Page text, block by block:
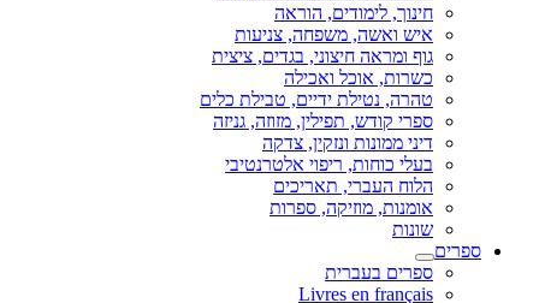
חינוך, לימודים, הוראה
איש ואשה, משפחה, צניעות
גוף ומראה חיצוני, בגדים, ציצית
כשרות, אוכל ואכילה
טהרה, נטילת ידיים, טבילת כלים
ספרי קודש, תפילין, מזוזה, גניזה
דיני ממונות ונזקין, צדקה
בעלי כוחות, ריפוי אלטרנטיבי
הלוח העברי, תאריכים
אומנות, מוזיקה, ספרות
שונות
ספרים
ספרים בעברית
Livres en français